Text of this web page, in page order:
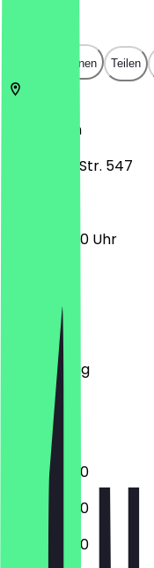
In App öffnen Teilen
Köln
Aachener Str. 547
10:00 - 18:00 Uhr
Dienstag
Mittwoch
Donnerstag
Freitag
Samstag
Sonntag
10:00 - 18:00
10:00 - 18:00
10:00 - 18:00